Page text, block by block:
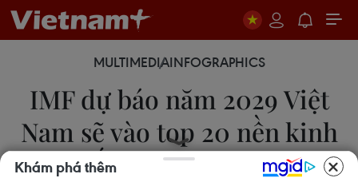
MULTIMEDIAINFOGRAPHICS
IMF dự báo năm 2029 Việt
Nam sẽ vào top 20 nền kinh
tế theo GDP PPP
Khám phá thêm